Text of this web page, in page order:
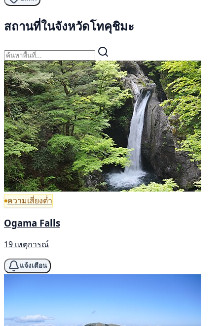
สถานที่ในจังหวัดโทคุชิมะ
ความเสี่ยงต่ำ
Ogama Falls
19 เหตุการณ์
แจ้งเตือน